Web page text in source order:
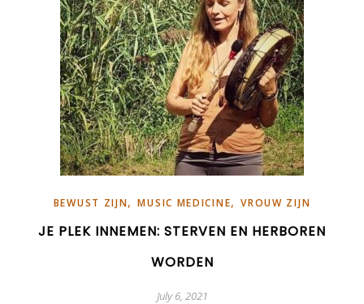
BEWUST ZIJN,MUSIC MEDICINE,VROUW ZIJN
JE PLEK INNEMEN: STERVEN EN HERBOREN
WORDEN
July 6, 2021